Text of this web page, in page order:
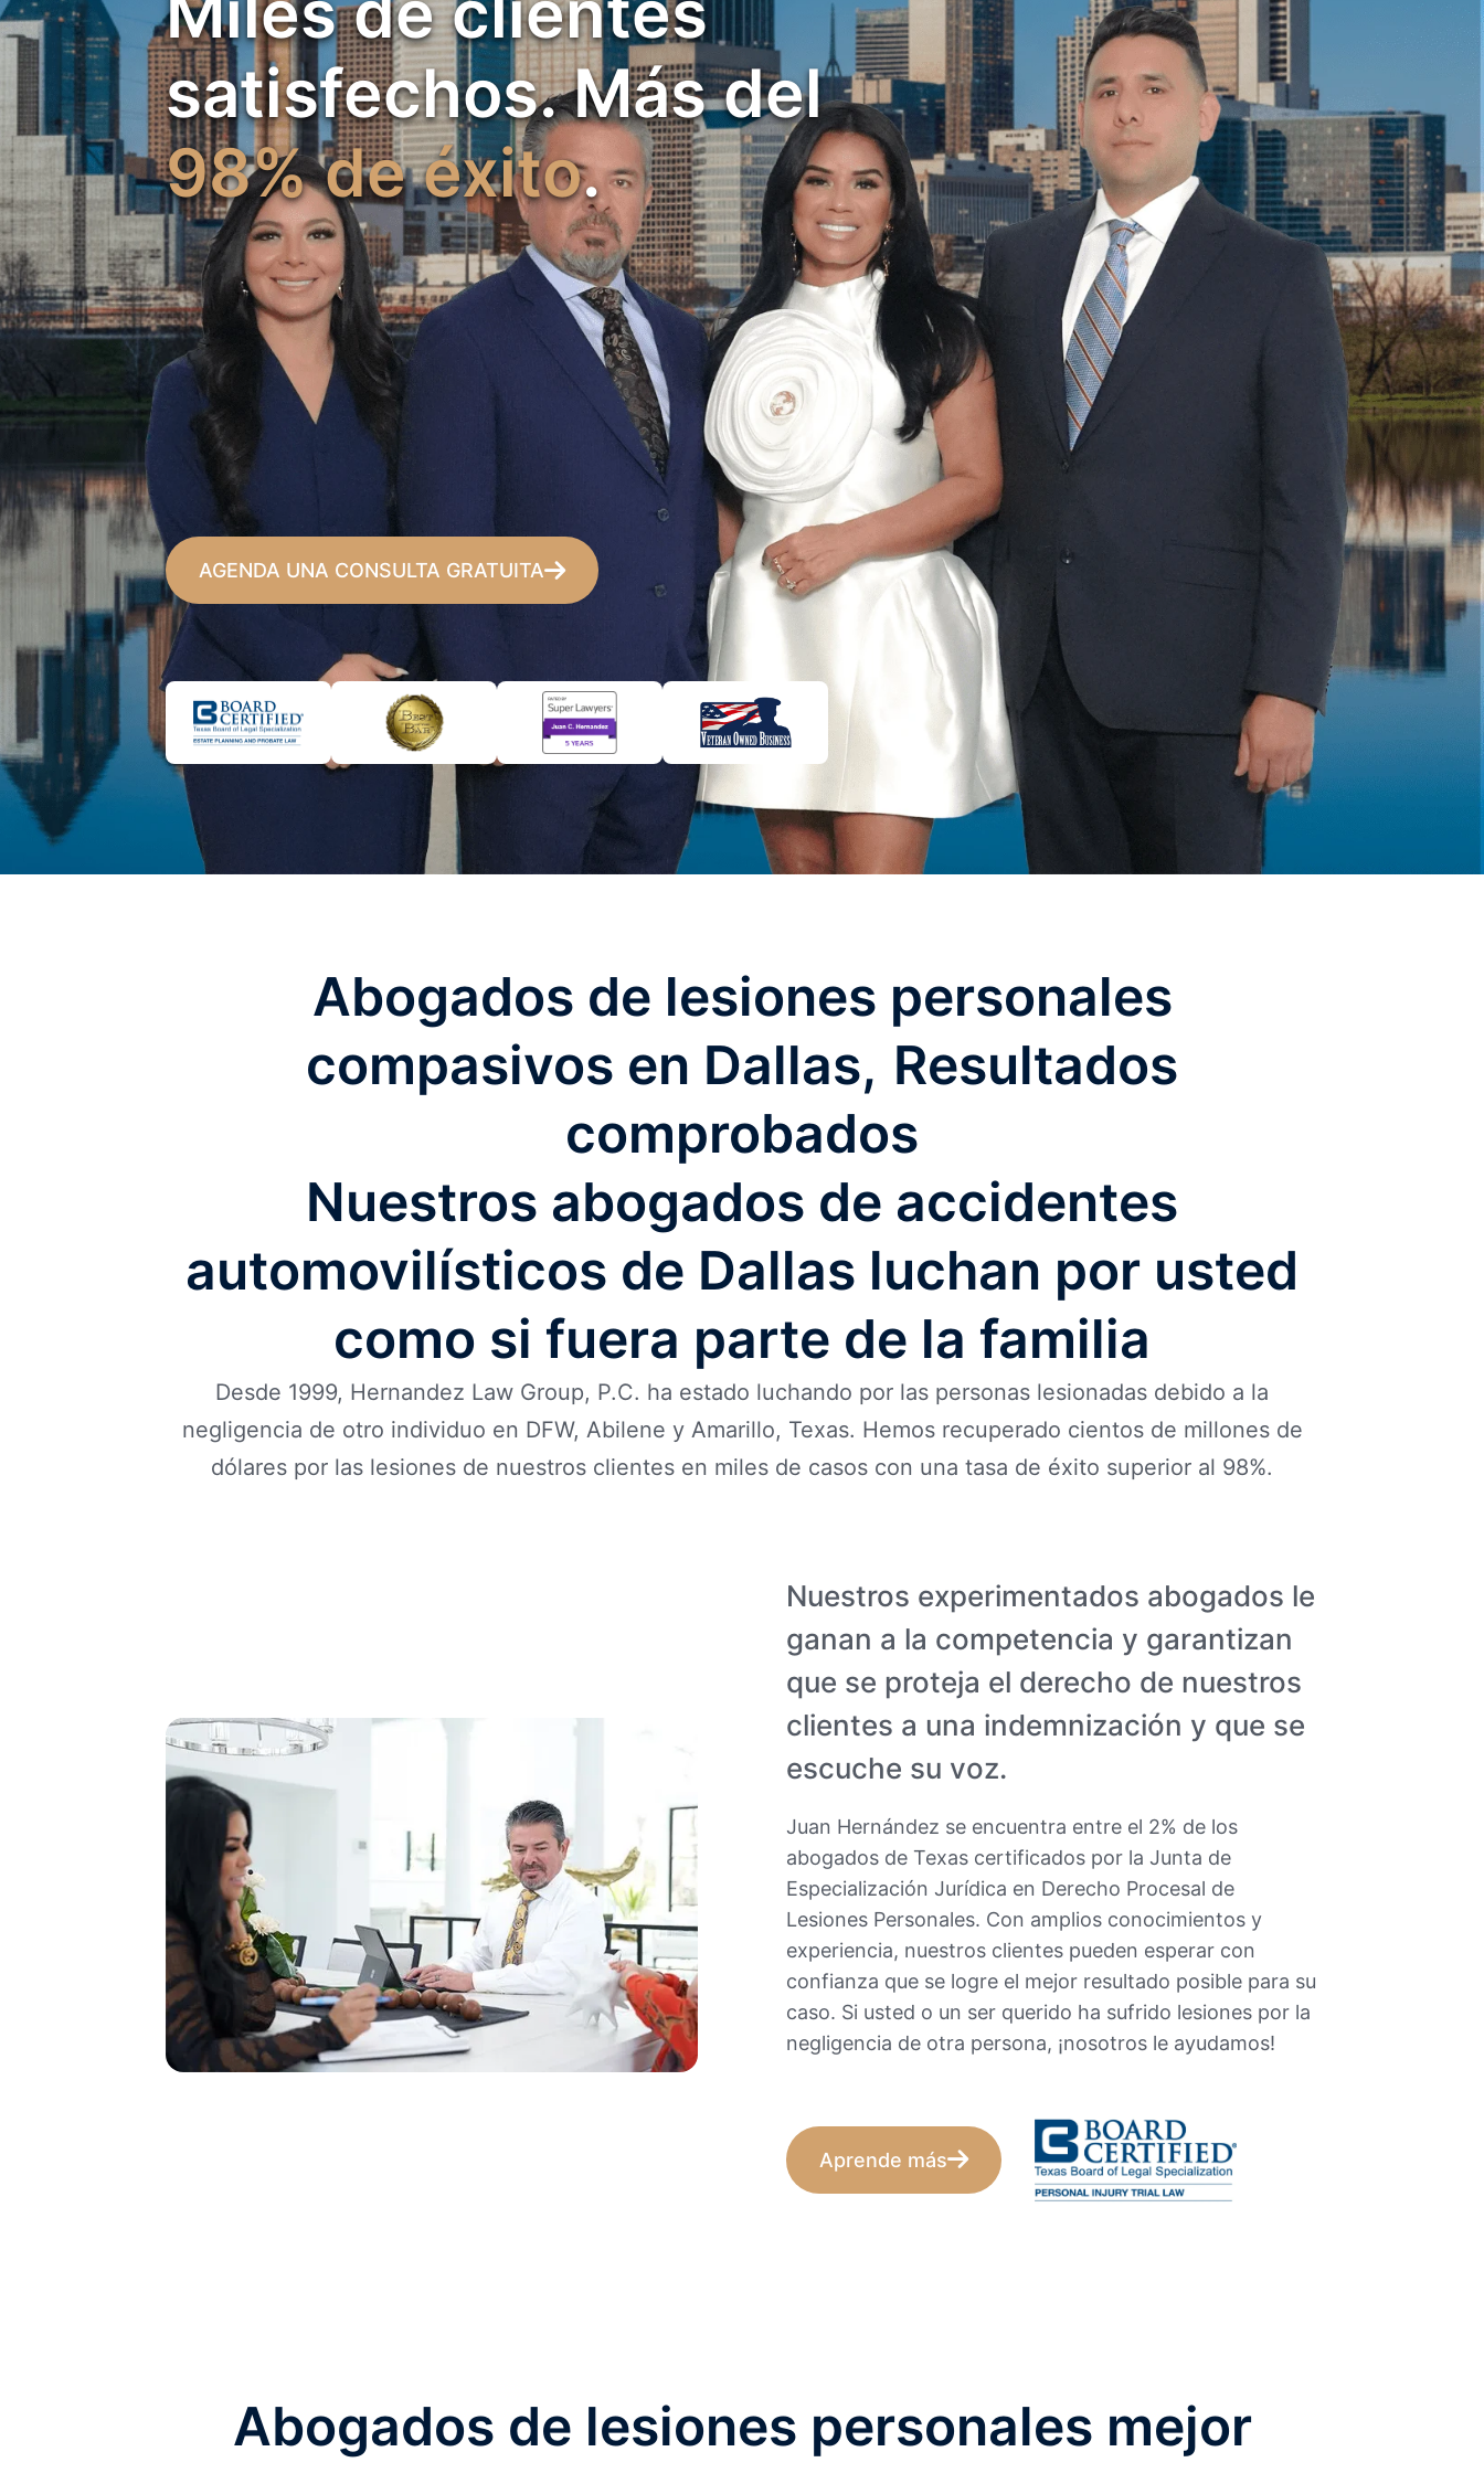
satisfechos. Más del
98% de éxito.
AGENDA UNA CONSULTA GRATUITA
Abogados de lesiones personales
compasivos en Dallas Resultados
comprobados
Nuestros abogados de accidentes
automovilísticos de Dallas luchan por usted
como si fuera parte de la familia
Desde 1999, Hernandez Law Group, P.C. ha estado luchando por las personas lesionadas debido a la
negligencia de otro individuo en DFW, Abilene y Amarillo, Texas. Hemos recuperado cientos de millones de
dólares por las lesiones de nuestros clientes en miles de casos con una tasa de éxito superior al 98%.
Nuestros experimentados abogados le
ganan a la competencia y garantizan
que se proteja el derecho de nuestros
clientes a una indemnización y que se
escuche su voz.
Juan Hernández se encuentra entre el 2% de los
abogados de Texas certificados por la Junta de
Especialización Jurídica en Derecho Procesal de
Lesiones Personales. Con amplios conocimientos y
experiencia, nuestros clientes pueden esperar con
confianza que se logre el mejor resultado posible para su
caso. Si usted o un ser querido ha sufrido lesiones por la
negligencia de otra persona, ¡nosotros le ayudamos!
Aprende más
Abogados de lesiones personales mejor